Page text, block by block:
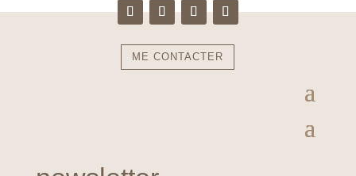
ME CONTACTER